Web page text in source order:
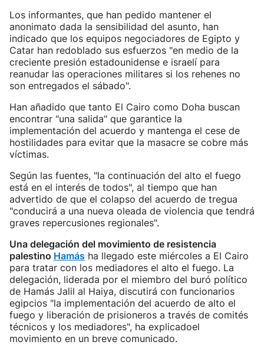
Los informantes, que han pedido mantener el
anonimato dada la sensibilidad del asunto, han
indicado que los equipos negociadores de Egipto y
Catar han redoblado sus esfuerzos "en medio de la
creciente presión estadounidense e israelí para
reanudar las operaciones militares si los rehenes no
son entregados el sábado".
Han añadido que tanto El Cairo como Doha buscan
encontrar "una salida" que garantice la
implementación del acuerdo y mantenga el cese de
hostilidades para evitar que la masacre se cobre más
víctimas.
Según las fuentes, "la continuación del alto el fuego
está en el interés de todos", al tiempo que han
advertido de que el colapso del acuerdo de tregua
"conducirá a una nueva oleada de violencia que tendrá
graves repercusiones regionales".
Una delegación del movimiento de resistencia
palestino Hamás ha llegado este miércoles a El Cairo
para tratar con los mediadores el alto el fuego. La
delegación, liderada por el miembro del buró político
de Hamás Jalil al Haiya, discutirá con funcionarios
egipcios "la implementación del acuerdo de alto el
fuego y liberación de prisioneros a través de comités
técnicos y los mediadores", ha explicadoel
movimiento en un breve comunicado.